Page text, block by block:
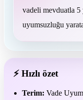
vadeli mevduatla
uyumsuzluğu
⚡ Hızlı özet
Terim: Vade